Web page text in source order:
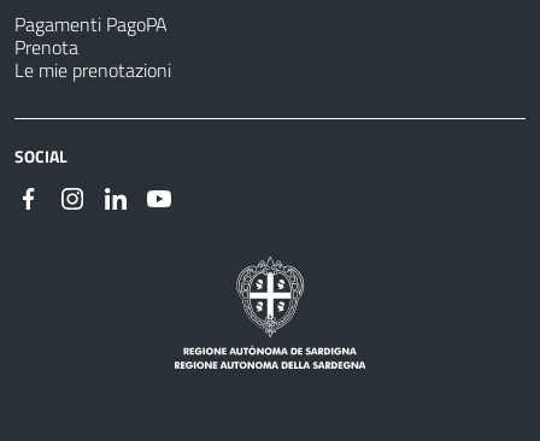
Pagamenti PagoPA
Prenota
Le mie prenotazioni
SOCIAL